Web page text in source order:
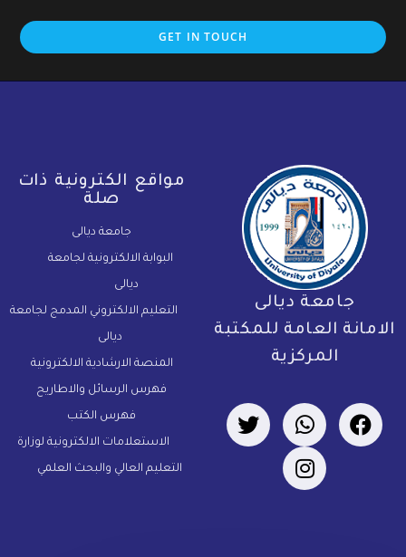
GET IN TOUCH
جامعة ديالى
العامة للمكتبة
المركزية
مواقع الكترونية ذات
صلة
جامعة ديالى
البوابة الالكترونية لجامعة
ديالى
التعليم الالكتروني المدمج لجامعة
ديالى
المنصة الارشادية الالكترونية
فهرس الرسائل والاطاريح
فهرس الكتب
الاستعلامات الالكترونية لوزارة
التعليم العالي والبحث العلمي